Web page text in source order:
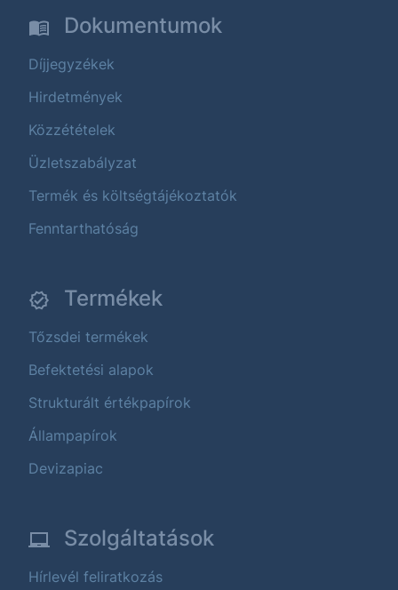
Dokumentumok
Díjjegyzékek
Hirdetmények
Közzétételek
Üzletszabályzat
Termék és költségtájékoztatók
Fenntarthatóság
Termékek
Tőzsdei termékek
Befektetési alapok
Strukturált értékpapírok
Állampapírok
Devizapiac
Szolgáltatások
Hírlevél feliratkozás